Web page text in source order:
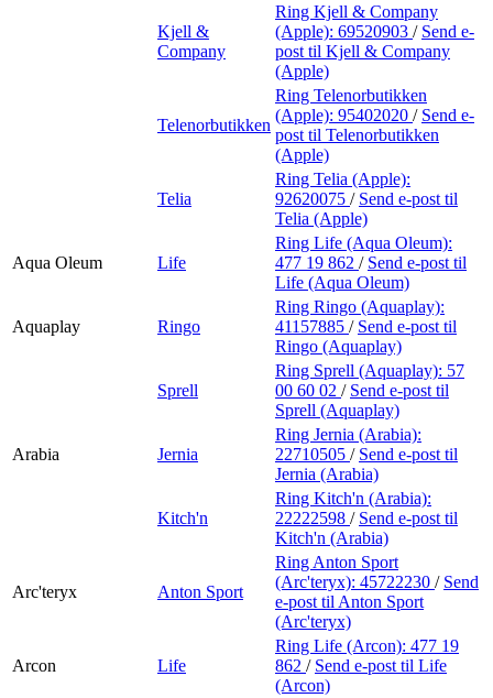
Kjell &
Company
Ring Kjell & Company
(Apple): 69520903 / Send e-
post til Kjell & Company
(Apple)
Telenorbutikken
Ring Telenorbutikken
(Apple): 95402020 / Send e-
post til Telenorbutikken
(Apple)
Telia
Ring Telia (Apple):
92620075 / Send e-post til
Telia (Apple)
Aqua Oleum Life
Ring Life (Aqua Oleum):
477 19 862 / Send e-post til
Life (Aqua Oleum)
Aquaplay Ringo
Ring Ringo (Aquaplay):
41157885 / Send e-post til
Ringo (Aquaplay)
Sprell
Ring Sprell (Aquaplay): 57
00 60 02 / Send e-post til
Sprell (Aquaplay)
Arabia Jernia
Ring Jernia (Arabia):
22710505 / Send e-post til
Jernia (Arabia)
Kitch'n
Ring Kitch'n (Arabia):
22222598 / Send e-post til
Kitch'n (Arabia)
Arc'teryx Anton Sport
Ring Anton Sport
(Arc'teryx): 45722230 / Send
e-post til Anton Sport
(Arc'teryx)
Arcon Life
Ring Life (Arcon): 477 19
862 / Send e-post til Life
(Arcon)